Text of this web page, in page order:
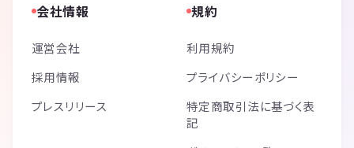
会社情報
運営会社
採用情報
プレスリリース
規約
利用規約
プライバシーポリシー
特定商取引法に基づく表
記